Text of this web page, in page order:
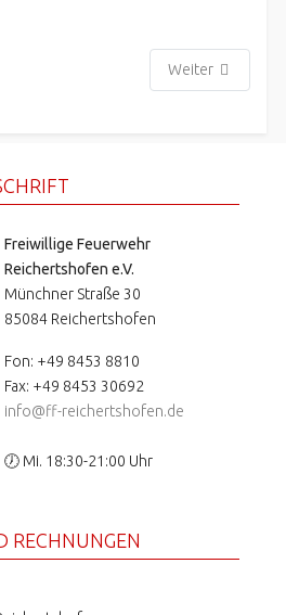
Weiter
Freiwillige Feuerwehr
Reichertshofen e.V.
Münchner Straße 30
85084 Reichertshofen
Fon: +49 8453 8810
Fax: +49 8453 30692
info@ff-reichertshofen.de
🕖 Mi. 18:30-21:00 Uhr
RECHNUNGEN